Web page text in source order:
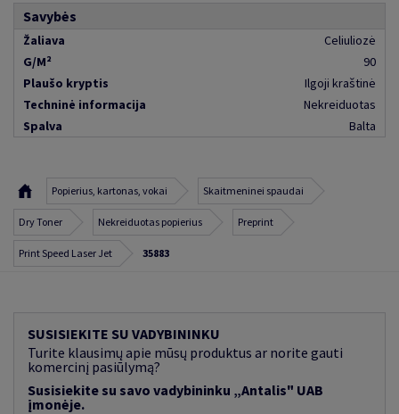
Savybės
Žaliava
Celiuliozė
G/M²
90
Plaušo kryptis
Ilgoji kraštinė
Techninė informacija
Nekreiduotas
Spalva
Balta
Popierius, kartonas, vokai Skaitmeninei spaudai
Dry Toner Nekreiduotas popierius Preprint
Print Speed Laser Jet 35883
SUSISIEKITE SU VADYBININKU
Turite klausimų apie mūsų produktus ar norite gauti
komercinį pasiūlymą?
Susisiekite su savo vadybininku „Antalis" UAB
įmonėje.